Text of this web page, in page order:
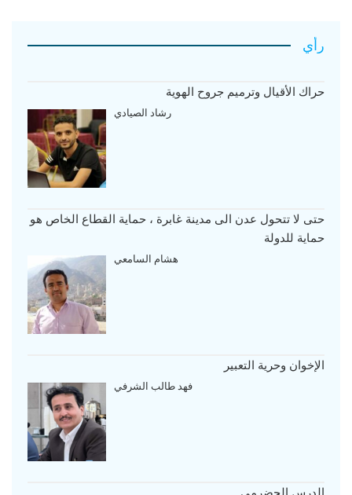
رأي
حراك الأقيال وترميم جروح الهوية
رشاد الصيادي
حتى لا تتحول عدن الى مدينة غابرة ، حماية القطاع الخاص هو
حماية للدولة
هشام السامعي
الإخوان وحرية التعبير
فهد طالب الشرفي
الدرس الحضرمي